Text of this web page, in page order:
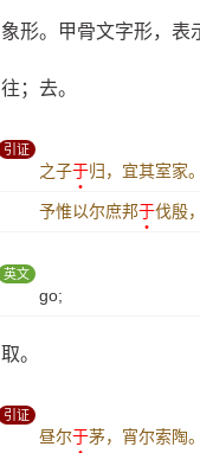
象形。甲骨文字形，表
往；去。
引证
之子于归，宜其室家。
予惟以尔庶邦于伐殷
英文
go;
取。
引证
昼尔于茅，宵尔索陶。